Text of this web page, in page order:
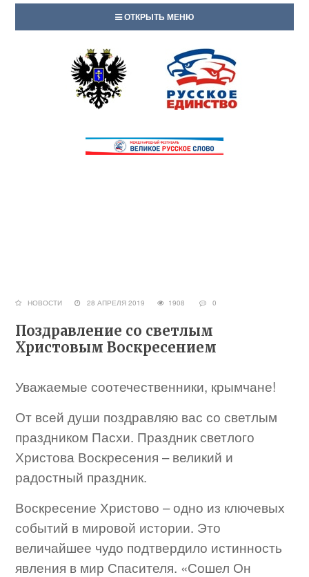
ОТКРЫТЬ МЕНЮ
НОВОСТИ 28 АПРЕЛЯ 2019 1908 0
Поздравление со светлым
Христовым Воскресением
Уважаемые соотечественники, крымчане!
От всей души поздравляю вас со светлым
праздником Пасхи. Праздник светлого
Христова Воскресения – великий и
радостный праздник.
Воскресение Христово – одно из ключевых
событий в мировой истории. Это
величайшее чудо подтвердило истинность
явления в мир Спасителя. «Сошел Он